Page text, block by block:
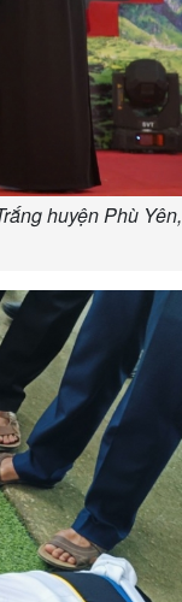
huyện Phù